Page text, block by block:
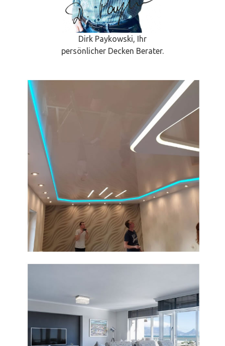
Dirk Paykowski, Ihr
persönlicher Decken Berater.